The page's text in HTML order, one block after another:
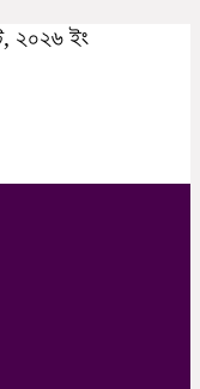
২০২৬ ইং